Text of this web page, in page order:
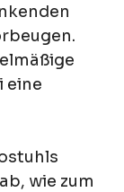
eine
wie zum